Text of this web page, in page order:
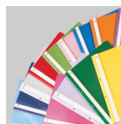
Sapunuri si dezinfectanti
Uz universal